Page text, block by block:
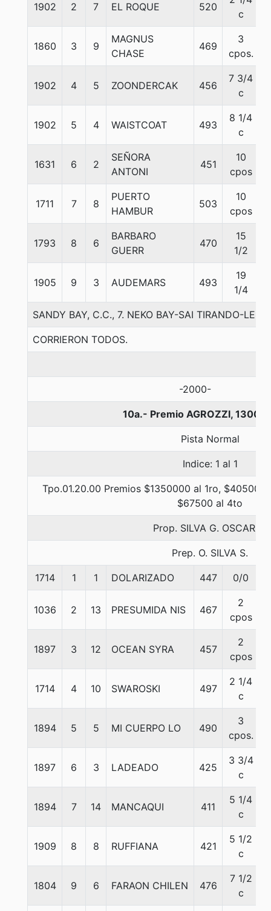
1902 2 7 EL ROQUE 520
c
1860 3 9
MAGNUS
CHASE
469
3
cpos.
1902 4 5 ZOONDERCAK 456
7 3/4
c
1902 5 4 WAISTCOAT 493
8 1/4
c
1631 6 2
SEÑORA
ANTONI
451
10
cpos
1711 7 8
PUERTO
HAMBUR
503
10
cpos
1793 8 6
BARBARO
GUERR
470
15
1/2
1905 9 3 AUDEMARS 493
19
1/4
SANDY BAY, C.C., 7. NEKO BAY-SAI TIRANDO-
CORRIERON TODOS.
-2000-
10a.- Premio AGROZZI, 1300
Pista Normal
Indice: 1 al 1
Tpo.01.20.00 Premios $1350000 al 1ro,
$67500 al 4to
Prop. SILVA G. OSCAR E.
Prep. O. SILVA S.
1714 1 1 DOLARIZADO 447 0/0
1036 2 13 PRESUMIDA NIS 467
2
cpos
1897 3 12 OCEAN SYRA 457
2
cpos
1714 4 10 SWAROSKI 497
2 1/4
c
1894 5 5 MI CUERPO LO 490
3
cpos.
1897 6 3 LADEADO 425
3 3/4
c
1894 7 14 MANCAQUI 411
5 1/4
c
1909 8 8 RUFFIANA 421
5 1/2
c
1804 9 6 FARAON CHILEN 476
7 1/2
c